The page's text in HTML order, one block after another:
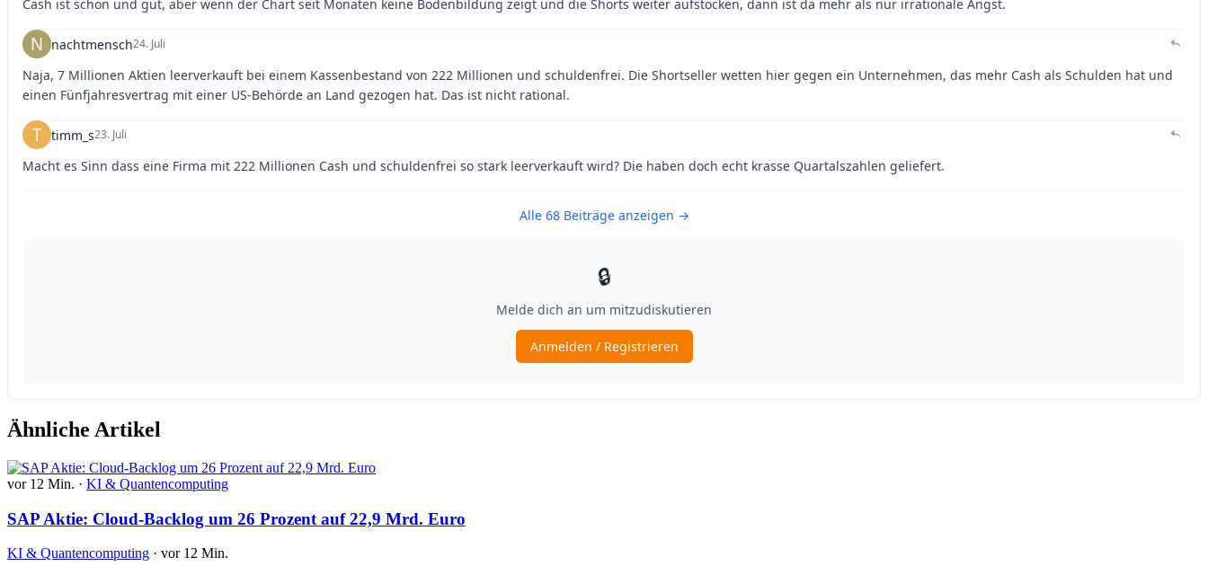
Ähnliche Artikel
vor 12 Min. · KI & Quantencomputing
SAP Aktie: Cloud-Backlog um 26 Prozent auf 22,9 Mrd. Euro
KI & Quantencomputing · vor 12 Min.